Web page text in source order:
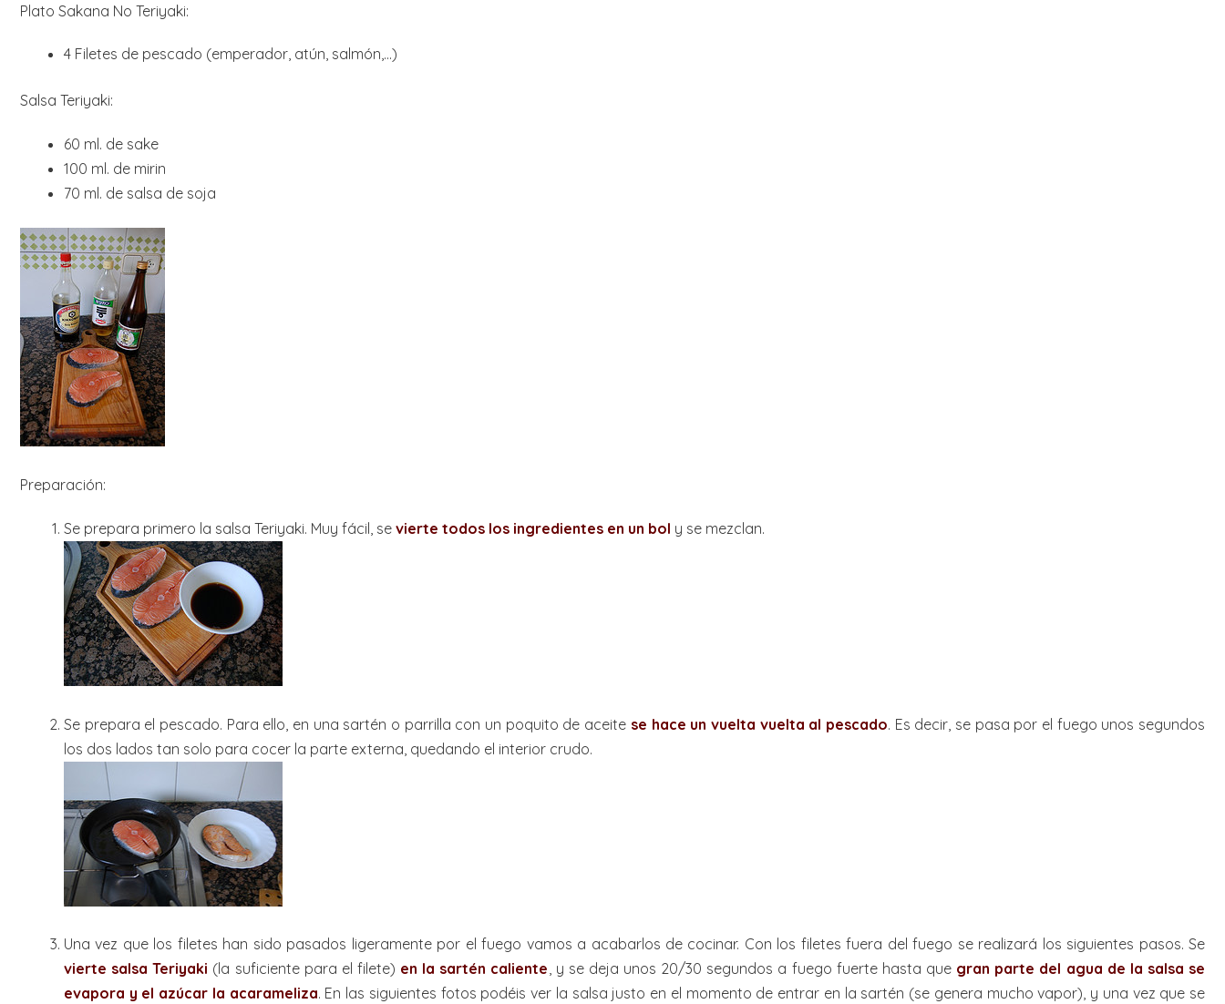
Plato Sakana No Teriyaki:
4 Filetes de pescado (emperador, atún, salmón,…)
Salsa Teriyaki:
60 ml. de sake
100 ml. de mirin
70 ml. de salsa de soja
Preparación:
Se prepara primero la salsa Teriyaki. Muy fácil, se vierte todos los ingredientes en un bol y se mezclan.
Se prepara el pescado. Para ello, en una sartén o parrilla con un poquito de aceite se hace un vuelta vuelta al pescado. Es decir, se pasa por el fuego unos segundos
los dos lados tan solo para cocer la parte externa, quedando el interior crudo.
Una vez que los filetes han sido pasados ligeramente por el fuego vamos a acabarlos de cocinar. Con los filetes fuera del fuego se realizará los siguientes pasos. Se
vierte salsa Teriyaki (la suficiente para el filete) en la sartén caliente, y se deja unos 20/30 segundos a fuego fuerte hasta que gran parte del agua de la salsa se
evapora y el azúcar la acarameliza. En las siguientes fotos podéis ver la salsa justo en el momento de entrar en la sartén (se genera mucho vapor), y una vez que se